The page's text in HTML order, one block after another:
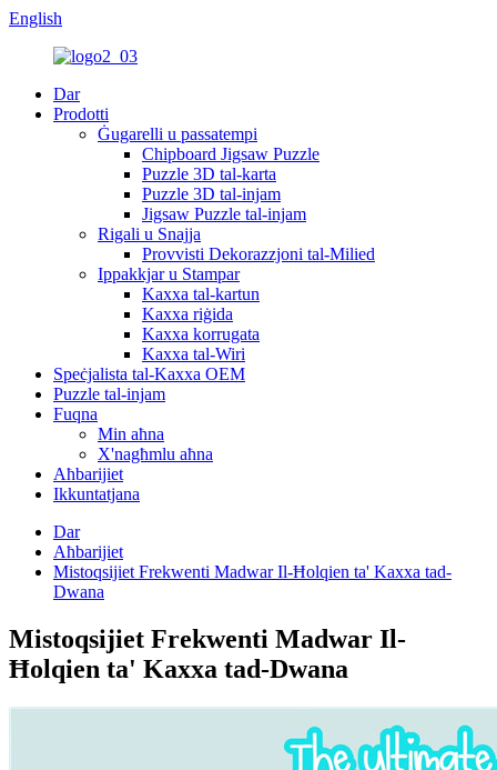
English
Dar
Prodotti
Ġugarelli u passatempi
Chipboard Jigsaw Puzzle
Puzzle 3D tal-karta
Puzzle 3D tal-injam
Jigsaw Puzzle tal-injam
Rigali u Snajja
Provvisti Dekorazzjoni tal-Milied
Ippakkjar u Stampar
Kaxxa tal-kartun
Kaxxa riġida
Kaxxa korrugata
Kaxxa tal-Wiri
Speċjalista tal-Kaxxa OEM
Puzzle tal-injam
Fuqna
Min aħna
X'nagħmlu aħna
Aħbarijiet
Ikkuntatjana
Dar
Aħbarijiet
Mistoqsijiet Frekwenti Madwar Il-Ħolqien ta' Kaxxa tad-
Dwana
Mistoqsijiet Frekwenti Madwar Il-
Ħolqien ta' Kaxxa tad-Dwana